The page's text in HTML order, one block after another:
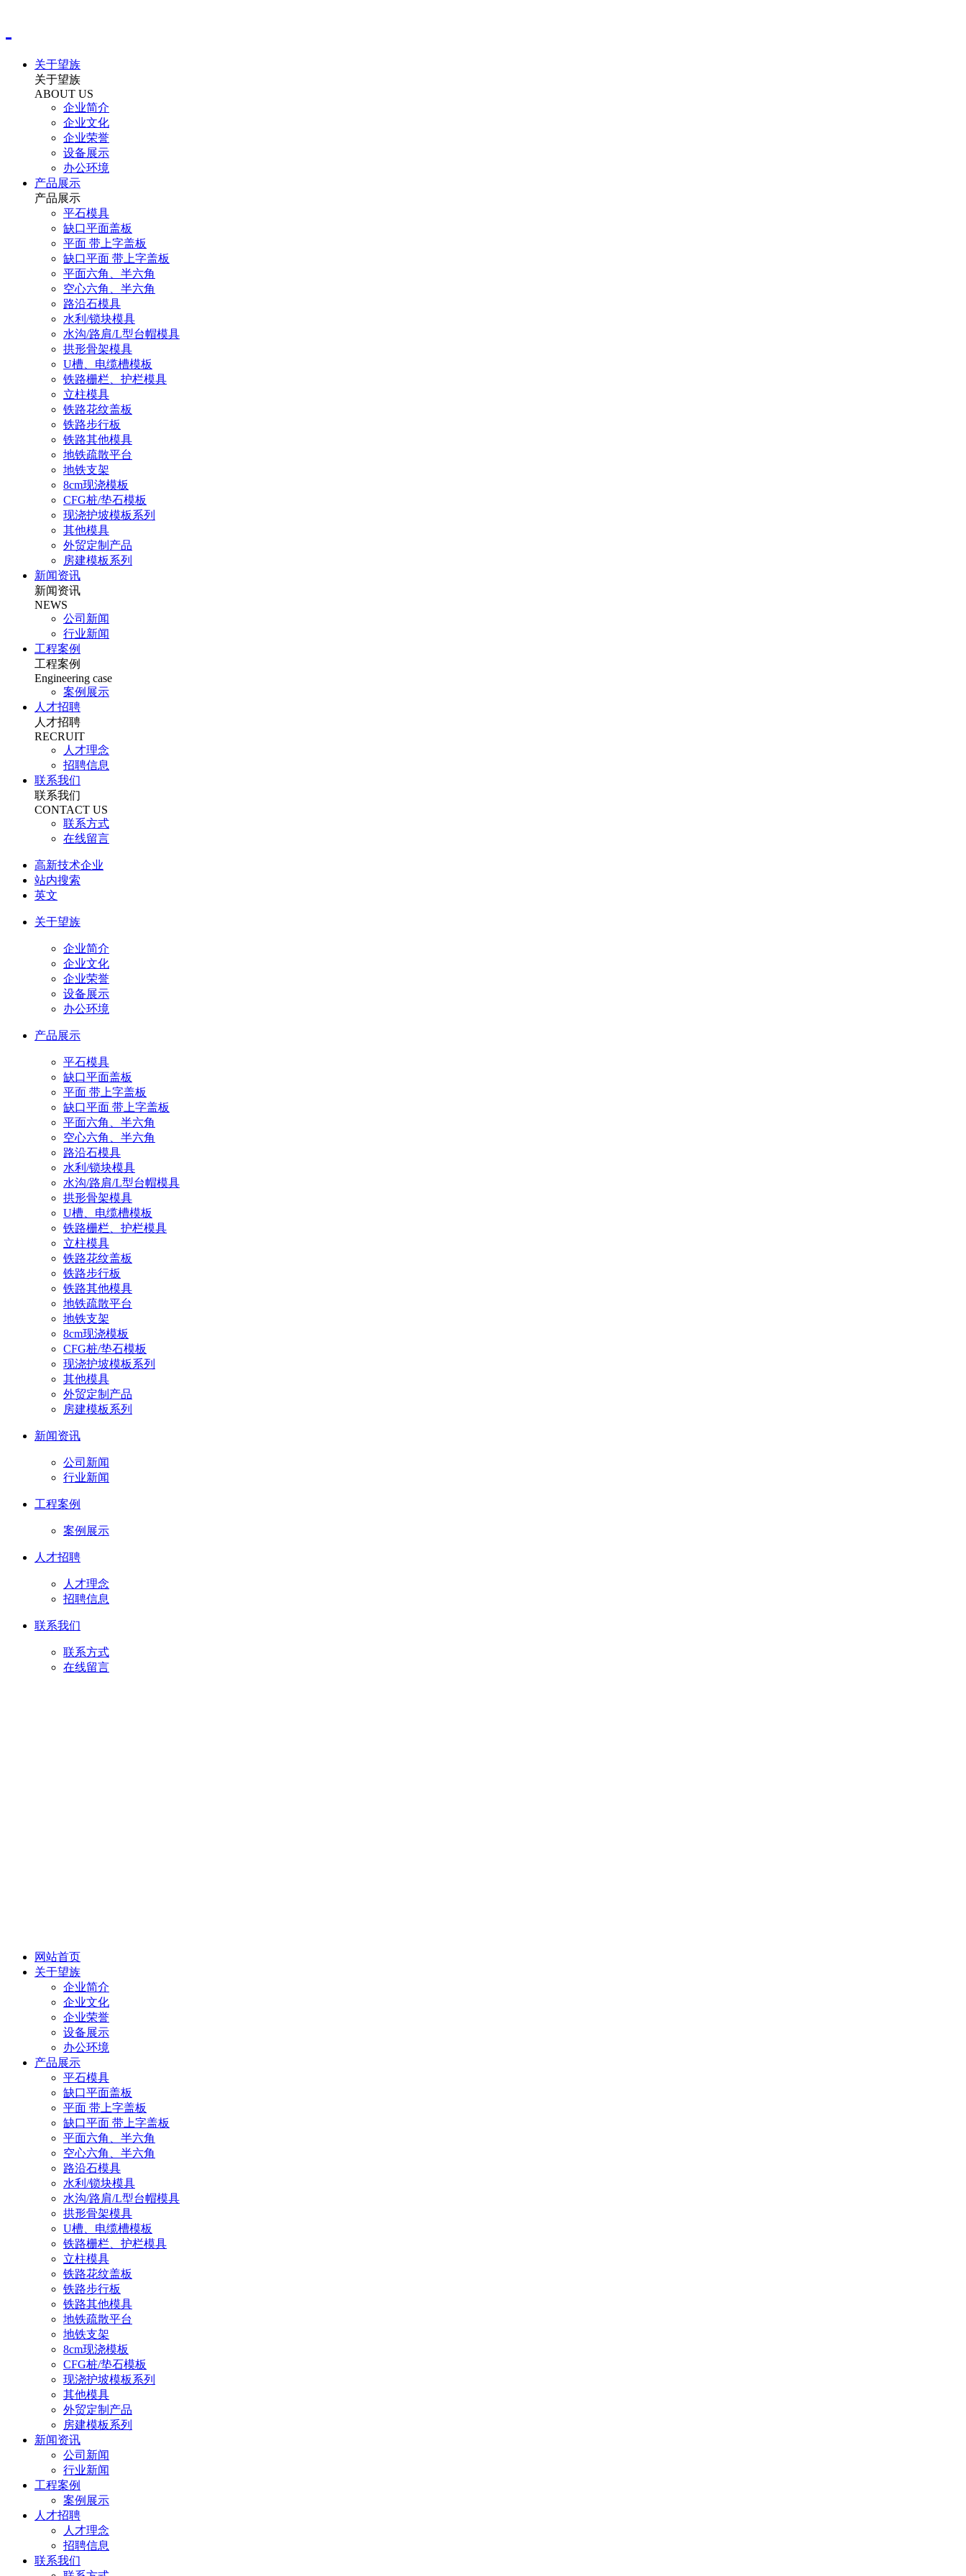
关于望族
关于望族
ABOUT US
企业简介
企业文化
企业荣誉
设备展示
办公环境
产品展示
产品展示
平石模具
缺口平面盖板
平面 带上字盖板
缺口平面 带上字盖板
平面六角、半六角
空心六角、半六角
路沿石模具
水利/锁块模具
水沟/路肩/L型台帽模具
拱形骨架模具
U槽、电缆槽模板
铁路栅栏、护栏模具
立柱模具
铁路花纹盖板
铁路步行板
铁路其他模具
地铁疏散平台
地铁支架
8cm现浇模板
CFG桩/垫石模板
现浇护坡模板系列
其他模具
外贸定制产品
房建模板系列
新闻资讯
新闻资讯
NEWS
公司新闻
行业新闻
工程案例
工程案例
Engineering case
案例展示
人才招聘
人才招聘
RECRUIT
人才理念
招聘信息
联系我们
联系我们
CONTACT US
联系方式
在线留言
高新技术企业
站内搜索
英文
关于望族
企业简介
企业文化
企业荣誉
设备展示
办公环境
产品展示
平石模具
缺口平面盖板
平面 带上字盖板
缺口平面 带上字盖板
平面六角、半六角
空心六角、半六角
路沿石模具
水利/锁块模具
水沟/路肩/L型台帽模具
拱形骨架模具
U槽、电缆槽模板
铁路栅栏、护栏模具
立柱模具
铁路花纹盖板
铁路步行板
铁路其他模具
地铁疏散平台
地铁支架
8cm现浇模板
CFG桩/垫石模板
现浇护坡模板系列
其他模具
外贸定制产品
房建模板系列
新闻资讯
公司新闻
行业新闻
工程案例
案例展示
人才招聘
人才理念
招聘信息
联系我们
联系方式
在线留言
网站首页
关于望族
企业简介
企业文化
企业荣誉
设备展示
办公环境
产品展示
平石模具
缺口平面盖板
平面 带上字盖板
缺口平面 带上字盖板
平面六角、半六角
空心六角、半六角
路沿石模具
水利/锁块模具
水沟/路肩/L型台帽模具
拱形骨架模具
U槽、电缆槽模板
铁路栅栏、护栏模具
立柱模具
铁路花纹盖板
铁路步行板
铁路其他模具
地铁疏散平台
地铁支架
8cm现浇模板
CFG桩/垫石模板
现浇护坡模板系列
其他模具
外贸定制产品
房建模板系列
新闻资讯
公司新闻
行业新闻
工程案例
案例展示
人才招聘
人才理念
招聘信息
联系我们